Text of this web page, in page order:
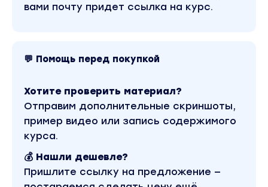
темы, чтобы освоить ремесло и создать
большой долей кайфа.
Бонус: видеолекция о продвижении канала.
12 видео - лекций
Каждая лекция длится 20 минут и состоит
из подробного разбора текущей темы темы.
Домашние задания
Каждое задание направлено на
практическое применение и освоение
вами почту придет ссылка на курс.
💬 Помощь перед покупкой
Хотите проверить материал?
Отправим дополнительные скриншоты,
пример видео или запись содержимого
курса.
💰 Нашли дешевле?
Пришлите ссылку на предложение —